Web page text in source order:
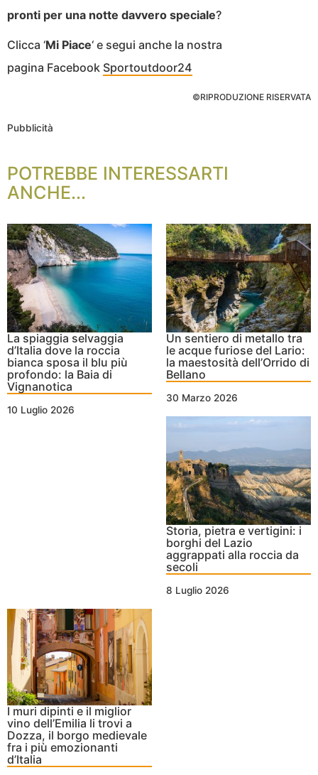
pronti per una notte davvero speciale?
Clicca ‘Mi Piace‘ e segui anche la nostra
pagina Facebook Sportoutdoor24
©RIPRODUZIONE RISERVATA
Pubblicità
POTREBBE INTERESSARTI
ANCHE...
La spiaggia selvaggia
d’Italia dove la roccia
bianca sposa il blu più
profondo: la Baia di
Vignanotica
10 Luglio 2026
Un sentiero di metallo tra
le acque furiose del Lario:
la maestosità dell’Orrido di
Bellano
30 Marzo 2026
Storia, pietra e vertigini: i
borghi del Lazio
aggrappati alla roccia da
secoli
8 Luglio 2026
I muri dipinti e il miglior
vino dell’Emilia li trovi a
Dozza, il borgo medievale
fra i più emozionanti
d’Italia